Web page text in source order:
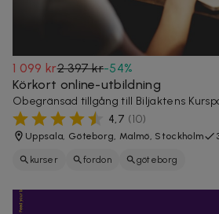
1 099 kr2 397 kr-54%
Körkort online-utbildning
Obegränsad tillgång till Biljaktens
4,7 (10)
Uppsala, Göteborg, Malmö, Stockholm
kurser fordon göteborg